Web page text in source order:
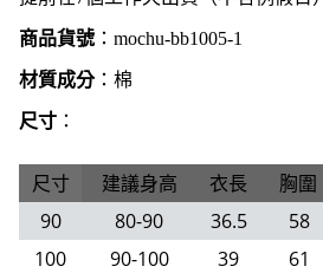
商品貨號： mochu-bb1005-1
材質成分：棉
尺寸 ：
尺寸 建議身高 衣長 胸圍
90
80-90 36.5 58
100
90-100 39 61